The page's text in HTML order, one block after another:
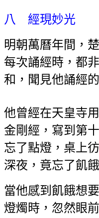
八 經現妙光
明朝萬曆年間，
每次誦經時，都
和，聞見他誦經
他曾經在天皇寺
金剛經，寫到第
忘了點燈，桌上
深夜，竟忘了飢餓
當他感到飢餓想
燈燭時，忽然眼